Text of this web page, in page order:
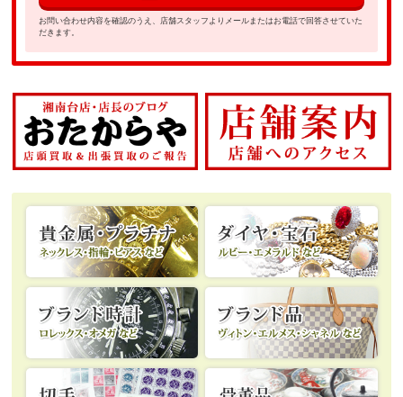
お問い合わせ内容を確認のうえ、店舗スタッフよりメールまたはお電話で回答させていた
だきます。